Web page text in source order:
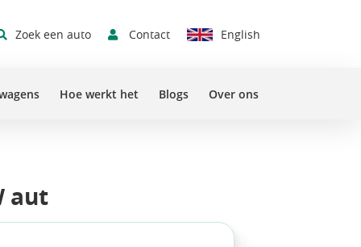
Zoek een auto Contact English
Hoe werkt het Blogs Over ons
aut